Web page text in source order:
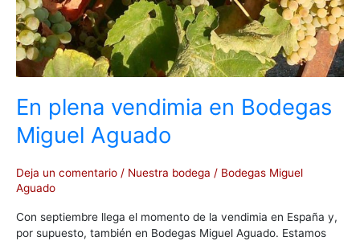
En plena vendimia en Bodegas
Miguel Aguado
Deja un comentario / Nuestra bodega / Bodegas Miguel
Aguado
Con septiembre llega el momento de la vendimia en España y,
por supuesto, también en Bodegas Miguel Aguado. Estamos